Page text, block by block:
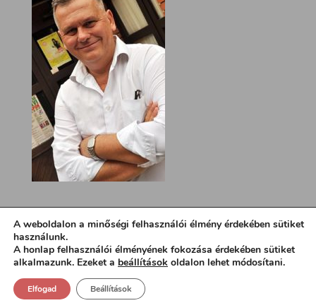
Design:
A weboldalon a minőségi felhasználói élmény érdekében sütiket
használunk.
A honlap felhasználói élményének fokozása érdekében sütiket
alkalmazunk. Ezeket a beállítások oldalon lehet módosítani.
Elfogad Beállítások